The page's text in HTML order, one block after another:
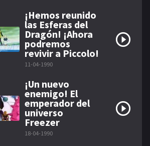
¡Hemos reunido
las Esferas del
Dragón! ¡Ahora
podremos
revivir a Piccolo!
11-04-1990
¡Un nuevo
enemigo! El
emperador del
universo
Freezer
18-04-1990